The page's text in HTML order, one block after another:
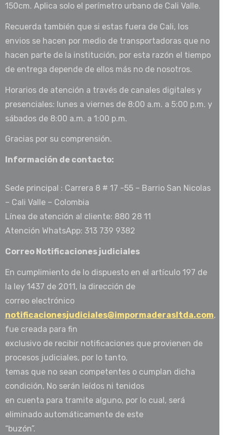
150cm. Aplica solo el perímetro urbano de Cali Valle.
Recuerda también que si estas fuera de Cali, los
envios se hacen por medio de transportadoras que no
hacen parte de la institución, por esta razón el tiempo
de entrega depende de ellos más no de nosotros.
Horarios de atención a través de canales digitales y
presenciales: lunes a viernes de 8:00 a.m. a 5:00 p.m. y
sábados de 8:00 a.m. a 1:00 p.m.
Gracias por su comprensión.
Información de contacto:
Sede principal : Carrera 8 # 17 -55 – Barrio San Nicolas
– Cali Valle – Colombia
Línea de atención al cliente: 880 28 11
Atención WhatsApp: 313 739 9382
Correo Notificaciones judiciales
En cumplimiento de lo dispuesto en el artículo 197 de
la ley 1437 de 2011, la dirección de
correo electrónico
notificacionesjudiciales@impormaderasltda.com,
fue creada para fin
exclusivo de recibir notificaciones que provienen de
procesos judiciales, por lo tanto,
temas que no sean competentes o cumplan dicha
condición, No serán leídos ni tenidos
en cuenta para tramite alguno, por lo cual, será
eliminado automáticamente de este
“buzón”.